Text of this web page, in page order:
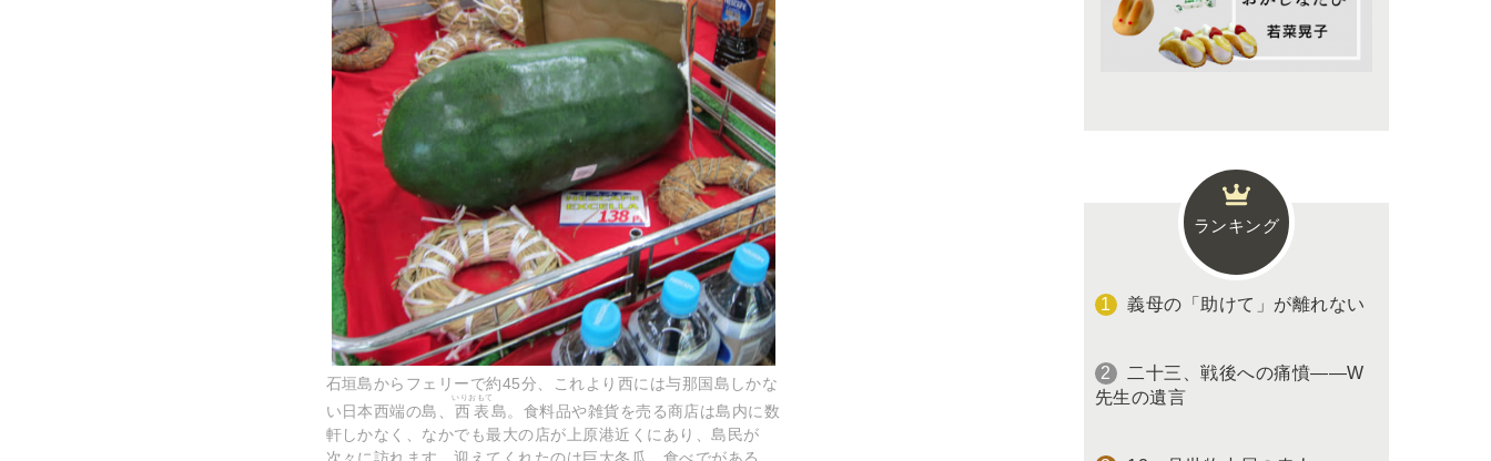
石垣島からフェリーで約45分、これより西には与那国島しかな
い日本西端の島、 西表
いりおもて
島。食料品や雑貨を売る商店は島内に数
軒しかなく、なかでも最大の店が上原港近くにあり、島民が
ランキング
義母の「助けて」が離れない
二十三、戦後への痛憤――W
先生の遺言